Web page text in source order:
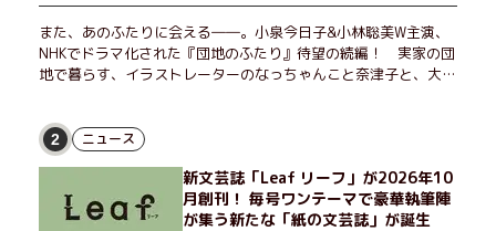
また、あのふたりに会える――。小泉今日子&小林聡美W主演、
NHKでドラマ化された『団地のふたり』待望の続編！ 実家の団
地で暮らす、イラストレーターのなっちゃんこと奈津子と、大学
げたり、部屋でふたりだけの「台湾映画祭」を催したり。50代
独身、幼なじみの変わらぬ友情とささやかな幸せの日々を描く。
2 ニュース
新文芸誌「Leaf リーフ」が2026年10
月創刊！ 毎号ワンテーマで豪華執筆陣
が集う新たな「紙の文芸誌」が誕生